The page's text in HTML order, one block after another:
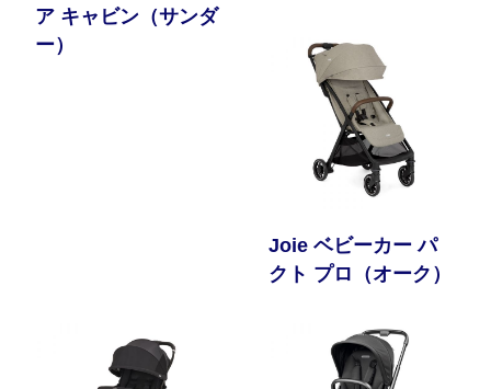
ア キャビン（サンダ
ー）
Joie ベビーカー パ
クト プロ（オーク）